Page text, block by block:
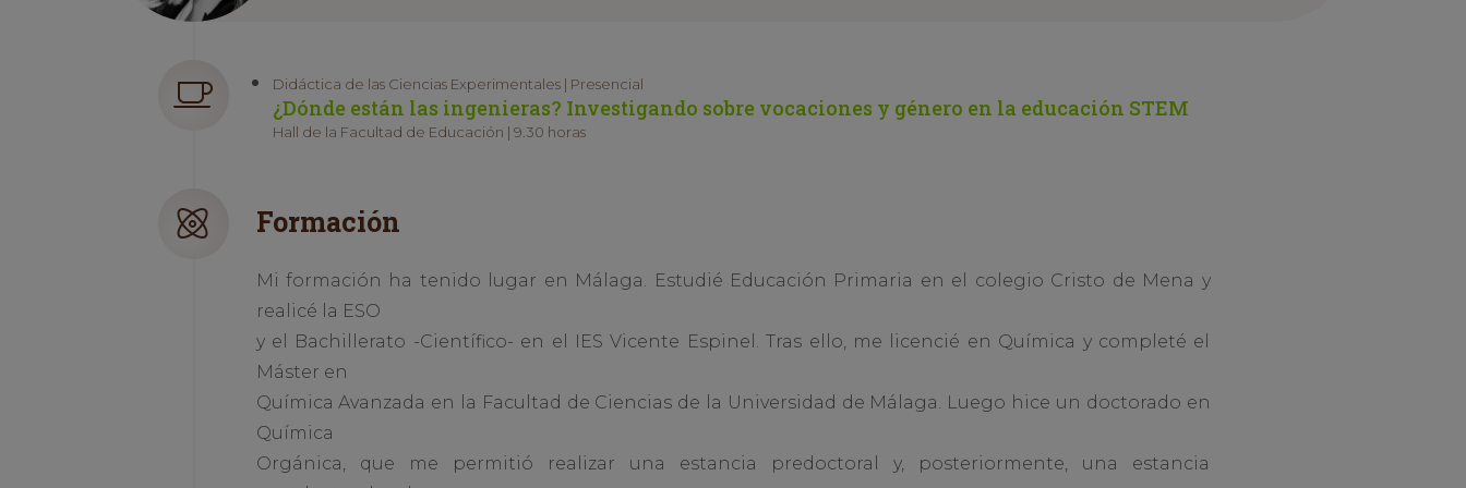
Didáctica de las Ciencias Experimentales | Presencial
¿Dónde están las ingenieras? Investigando sobre vocaciones y género en la educación STEM
Hall de la Facultad de Educación | 9.30 horas
Formación
Mi formación ha tenido lugar en Málaga. Estudié Educación Primaria en el colegio Cristo de Mena y
realicé la ESO
y el Bachillerato -Científico- en el IES Vicente Espinel. Tras ello, me licencié en Química y completé el
Máster en
Química Avanzada en la Facultad de Ciencias de la Universidad de Málaga. Luego hice un doctorado en
Química
Orgánica, que me permitió realizar una estancia predoctoral y, posteriormente, una estancia